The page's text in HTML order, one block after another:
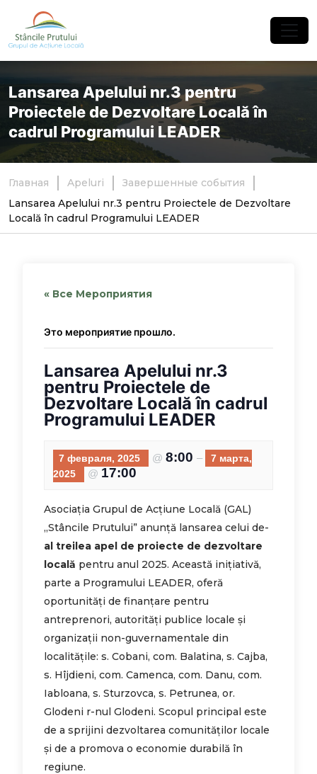
×
Lansarea Apelului nr.3 pentru
Proiectele de Dezvoltare Locală în
cadrul Programului LEADER
Главная Apeluri
Завершенные события
Lansarea Apelului nr.3 pentru Proiectele de Dezvoltare
Locală în cadrul Programului LEADER
« Все Мероприятия
Это мероприятие прошло.
Lansarea Apelului nr.3
pentru Proiectele de
Dezvoltare Locală în cadrul
Programului LEADER
7 февраля, 2025 @ 8:00 –
7 марта,
2025
@ 17:00
Asociația Grupul de Acțiune Locală (GAL)
„Stâncile Prutului” anunță lansarea celui de-
al treilea apel de proiecte de dezvoltare
locală pentru anul 2025. Această inițiativă,
parte a Programului LEADER, oferă
oportunități de finanțare pentru
antreprenori, autorități publice locale și
organizații non-guvernamentale din
localitățile: s. Cobani, com. Balatina, s. Cajba,
s. Hîjdieni, com. Camenca, com. Danu, com.
Iabloana, s. Sturzovca, s. Petrunea, or.
Glodeni r-nul Glodeni. Scopul principal este
de a sprijini dezvoltarea comunităților locale
și de a promova o economie durabilă în
regiune.